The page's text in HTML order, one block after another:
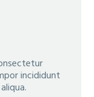
incididunt